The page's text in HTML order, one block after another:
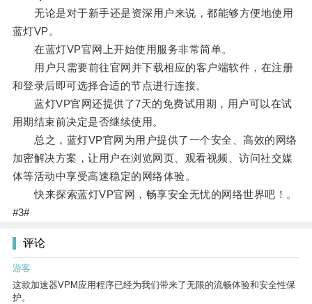
无论是对于新手还是资深用户来说，都能够方便地使用
蓝灯VP。
在蓝灯VP官网上开始使用服务非常简单。
用户只需要前往官网并下载相应的客户端软件，在注册
和登录后即可选择合适的节点进行连接。
蓝灯VP官网还提供了7天的免费试用期，用户可以在试
用期结束前决定是否继续使用。
总之，蓝灯VP官网为用户提供了一个安全、高效的网络
加密解决方案，让用户在浏览网页、观看视频、访问社交媒
体等活动中享受高速稳定的网络体验。
快来探索蓝灯VP官网，畅享安全无忧的网络世界吧！。
#3#
评论
游客
这款加速器VPM应用程序已经为我们带来了无限的流畅体验和安全性保
护。